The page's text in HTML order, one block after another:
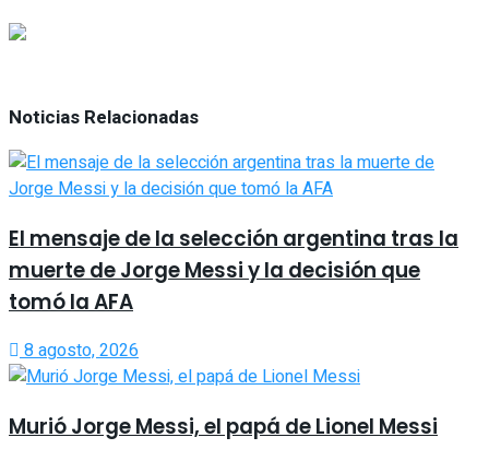
Noticias Relacionadas
El mensaje de la selección argentina tras la
muerte de Jorge Messi y la decisión que
tomó la AFA
8 agosto, 2026
Murió Jorge Messi, el papá de Lionel Messi